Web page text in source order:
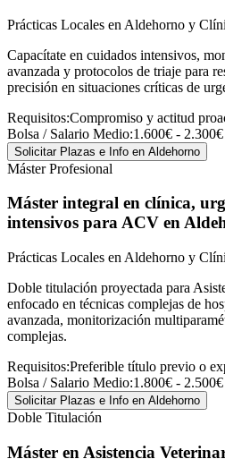
Prácticas Locales en Aldehorno y
Capacítate en cuidados intensivos,
avanzada y protocolos de triaje para
precisión en situaciones críticas de
Requisitos:Compromiso y actitud
Bolsa / Salario Medio:1.600€ -
Solicitar Plazas e Info en Aldehorno
Máster Profesional
Máster integral en clínica,
intensivos para ACV en
Prácticas Locales en Aldehorno y
Doble titulación proyectada para
enfocado en técnicas complejas de
avanzada, monitorización
complejas.
Requisitos:Preferible título previo o
Bolsa / Salario Medio:1.800€ -
Solicitar Plazas e Info en Aldehorno
Doble Titulación
Máster en Asistencia